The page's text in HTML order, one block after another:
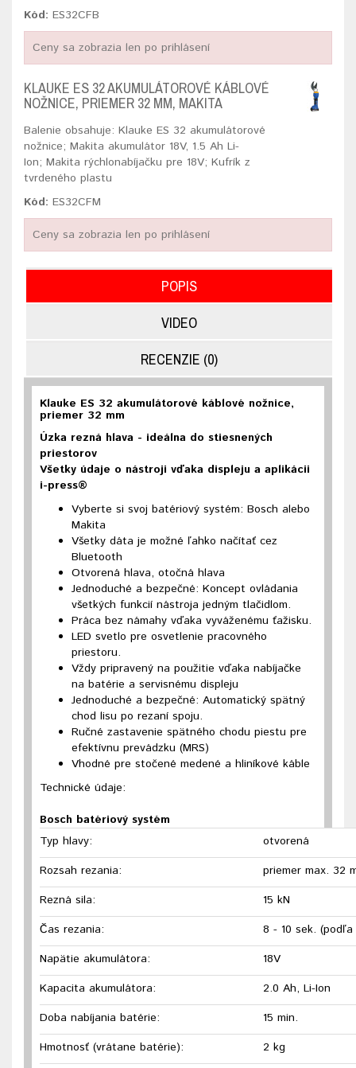
Kód: ES32CFB
Ceny sa zobrazia len po prihlásení
KLAUKE ES 32 AKUMULÁTOROVÉ KÁBLOVÉ
NOŽNICE, PRIEMER 32 MM, MAKITA
Balenie obsahuje: Klauke ES 32 akumulátorové
nožnice; Makita akumulátor 18V, 1.5 Ah Li-
Ion; Makita rýchlonabíjačku pre 18V; Kufrík z
tvrdeného plastu
Kód: ES32CFM
Ceny sa zobrazia len po prihlásení
POPIS
VIDEO
RECENZIE (0)
Klauke ES 32 akumulátorové káblové nožnice,
priemer 32 mm
Úzka rezná hlava - ideálna do stiesnených
priestorov
Všetky údaje o nástroji vďaka displeju a aplikácii
i-press®
Vyberte si svoj batériový systém: Bosch alebo
Makita
Všetky dáta je možné ľahko načítať cez
Bluetooth
Otvorená hlava, otočná hlava
Jednoduché a bezpečné: Koncept ovládania
všetkých funkcií nástroja jedným tlačidlom.
Práca bez námahy vďaka vyváženému ťažisku.
LED svetlo pre osvetlenie pracovného
priestoru.
Vždy pripravený na použitie vďaka nabíjačke
na batérie a servisnému displeju
Jednoduché a bezpečné: Automatický spätný
chod lisu po rezaní spoju.
Ručné zastavenie spätného chodu piestu pre
efektívnu prevádzku (MRS)
Vhodné pre stočené medené a hliníkové káble
Technické údaje:
Bosch batériový systém
Typ hlavy:
otvorená
Rozsah rezania:
priemer max. 32
Rezná sila:
15 kN
Čas rezania:
8 - 10 sek.
Napätie akumulátora:
18V
Kapacita akumulátora:
2.0 Ah, Li-Ion
Doba nabíjania batérie:
15 min.
Hmotnosť (vrátane batérie):
2 kg